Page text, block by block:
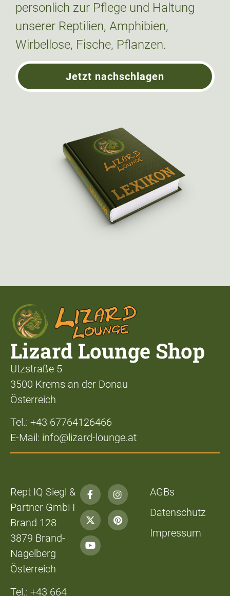
personlich zur Pflege und Haltung
unserer Reptilien, Amphibien,
Wirbellose, Fische, Pflanzen.
Jetzt nachschlagen
Lizard Lounge Shop
Utzstraße 5
3500 Krems an der Donau
Österreich
Tel.: +43 67764126466
E-Mail: info@lizard-lounge.at
Rept IQ Siegl &
Partner GmbH
Brand 128
3879 Brand-
Nagelberg
Österreich
Tel.: +43 664
AGBs
Datenschutz
Impressum